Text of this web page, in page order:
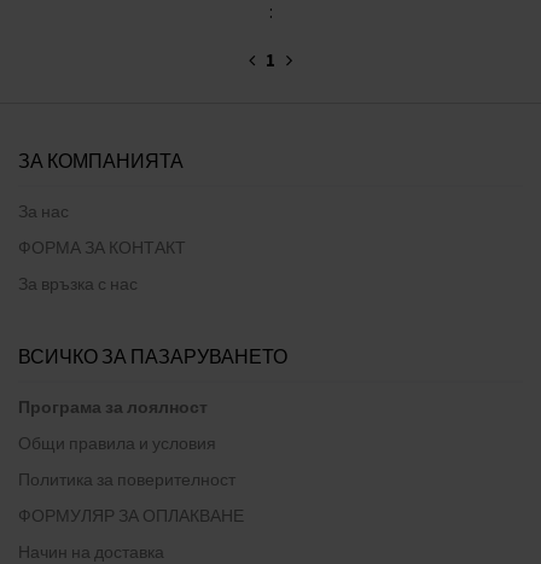
:
1
ЗА КОМПАНИЯТА
За нас
ФОРМА ЗА КОНТАКТ
За връзка с нас
ВСИЧКО ЗА ПАЗАРУВАНЕТО
Програма за лоялност
Общи правила и условия
Политика за поверителност
ФОРМУЛЯР ЗА ОПЛАКВАНЕ
Начин на доставка